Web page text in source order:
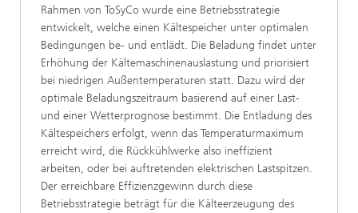
Rahmen von ToSyCo wurde eine Betriebsstrategie
entwickelt, welche einen Kältespeicher unter optimalen
Bedingungen be- und entlädt. Die Beladung findet unter
Erhöhung der Kältemaschinenauslastung und priorisiert
bei niedrigen Außentemperaturen statt. Dazu wird der
optimale Beladungszeitraum basierend auf einer Last-
und einer Wetterprognose bestimmt. Die Entladung des
Kältespeichers erfolgt, wenn das Temperaturmaximum
erreicht wird, die Rückkühlwerke also ineffizient
arbeiten, oder bei auftretenden elektrischen Lastspitzen.
Der erreichbare Effizienzgewinn durch diese
Betriebsstrategie beträgt für die Kälteerzeugung des